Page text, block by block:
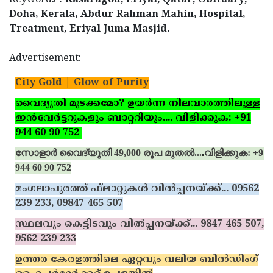
Doha, Kerala, Abdur Rahman Mahin, Hospital,
Treatment, Eriyal Juma Masjid.
Advertisement:
City Gold | Glow of Purity
വൈദ്യുതി മുടക്കമോ? ഉയര്‍ന്ന നിലവാരത്തിലുള്ള
ഇന്‍വേര്‍ട്ടറുകളും ബാറ്ററിയും.... വിളിക്കുക: +91
944 60 90 752
സോളാര്‍ വൈദ്യുതി 49,000 രൂപ മുതല്‍....വിളിക്കുക: +91
944 60 90 752
മംഗലാപുരത്ത് ഫ്‌ലാറ്റുകള്‍ വില്‍പ്പനയ്ക്ക്‌... 09562
239 233, 09847 465 507
സ്ഥലവും കെട്ടിടവും വില്‍പ്പനയ്ക്ക്‌... 9847 465 507,
9562 239 233
ഉത്തര കേരളത്തിലെ ഏറ്റവും വലിയ ബില്‍ഡിംഗ്